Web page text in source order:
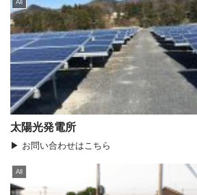
All
太陽光発電所
▶ お問い合わせはこちら
All